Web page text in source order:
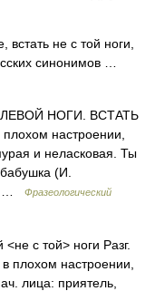
не с той ноги,
синонимов …
НОГИ. ВСТАТЬ
настроении,
и неласковая. Ты
(И.
…
Фразеологический
с той> ноги Разг.
плохом настроении,
лица: приятель,